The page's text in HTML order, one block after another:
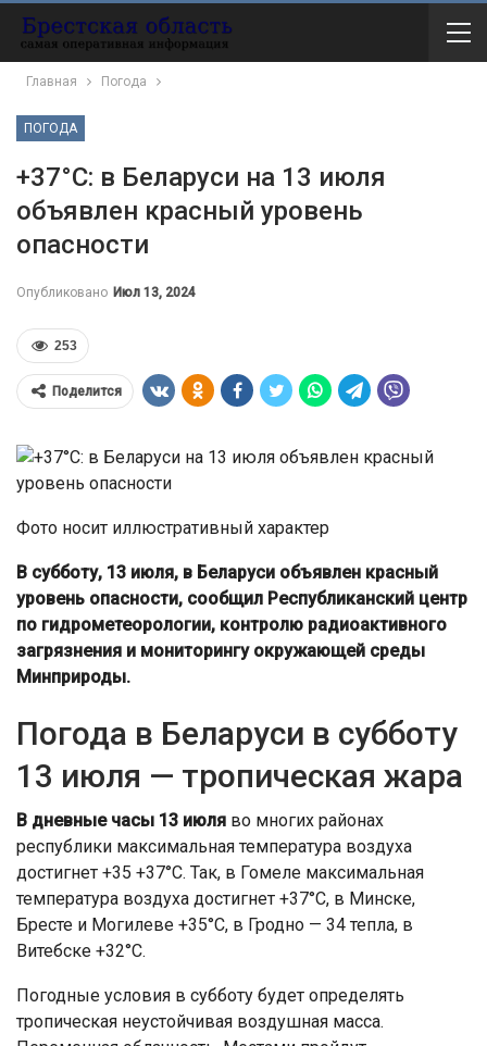
Главная Погода
ПОГОДА
+37°С: в Беларуси на 13 июля
объявлен красный уровень
опасности
Опубликовано Июл 13, 2024
253
Поделится
Фото носит иллюстративный характер
В субботу, 13 июля, в Беларуси объявлен красный
уровень опасности, сообщил Республиканский центр
по гидрометеорологии, контролю радиоактивного
загрязнения и мониторингу окружающей среды
Минприроды.
Погода в Беларуси в субботу
13 июля — тропическая жара
В дневные часы 13 июля во многих районах
республики максимальная температура воздуха
достигнет +35 +37°С. Так, в Гомеле максимальная
температура воздуха достигнет +37°С, в Минске,
Бресте и Могилеве +35°С, в Гродно — 34 тепла, в
Витебске +32°С.
Погодные условия в субботу будет определять
тропическая неустойчивая воздушная масса.